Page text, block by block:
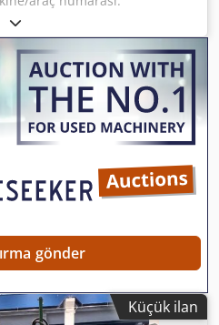
210 mm
20 mm, 12 mm kılavuz kanallı
332E-r/32 çubuk besleme ile
- Fanuc 18i-TB Kontrol Dedor
gönder
Küçük ilan